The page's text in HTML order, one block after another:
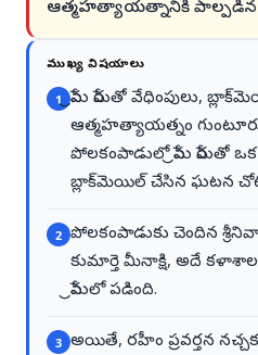
ఆత్మహత్యాయత్నానికి
ముఖ్య విషయాలు
1 ప్రేమ పేరుతో వేధింపులు,
ఆత్మహత్యాయత్నం
పోలకంపాడులో ప్రేమ పేరుతో
బ్లాక్‌మెయిల్ చేసిన ఘటన
2 పోలకంపాడుకు చెందిన
కుమార్తె మీనాక్షి, అదే
ప్రేమలో పడింది.
3 అయితే, రహీం ప్రవర్తన